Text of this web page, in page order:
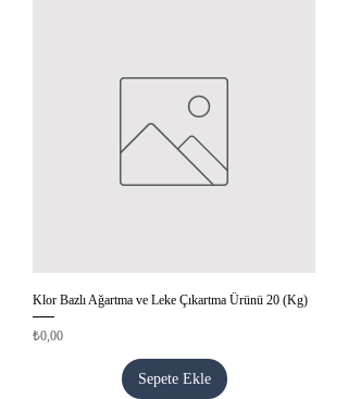
Klor Bazlı Ağartma ve Leke Çıkartma Ürünü 20 (Kg)
Fiyat
₺0,00
Sepete Ekle